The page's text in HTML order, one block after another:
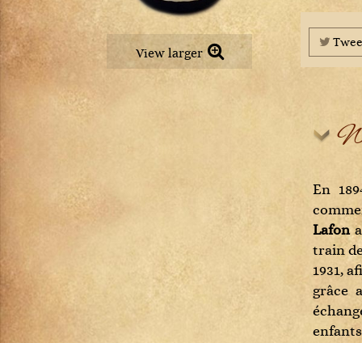
Petit Chablis
Pommard
Pouilly-Fuissé
Pouilly-Loché
Vosne-Romanée
Châteauneuf-du-pape
Chevalier-Montrachet
Chianti Classico
Chignin-Bergeron
Côtes du Jura
Côtes du Rhône
View larger
En
Lafon
train
1931,
grâce